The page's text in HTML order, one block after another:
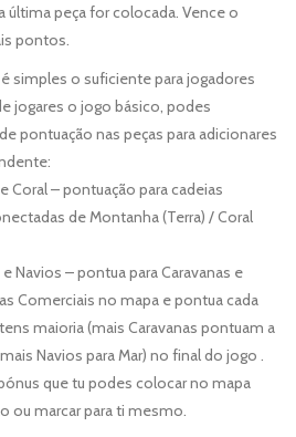
última peça for colocada. Vence o
pontos.
é simples o suficiente para jogadores
jogares o jogo básico, podes
pontuação nas peças para adicionares
Coral – pontuação para cadeias
de Montanha (Terra) / Coral
Navios – pontua para Caravanas e
Comerciais no mapa e pontua cada
maioria (mais Caravanas pontuam a
Navios para Mar) no final do jogo .
que tu podes colocar no mapa
ou marcar para ti mesmo.